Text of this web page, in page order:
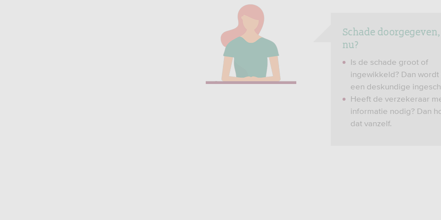
Schade
nu?
Is de schade groot of
ingewikkeld? Dan wordt
een deskundige
Heeft de verzekeraar
informatie nodig? Dan
dat vanzelf.